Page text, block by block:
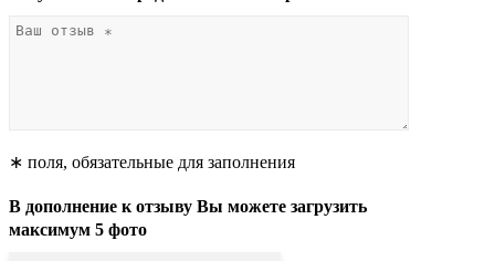
∗ поля, обязательные для заполнения
В дополнение к отзыву Вы можете загрузить
максимум 5 фото